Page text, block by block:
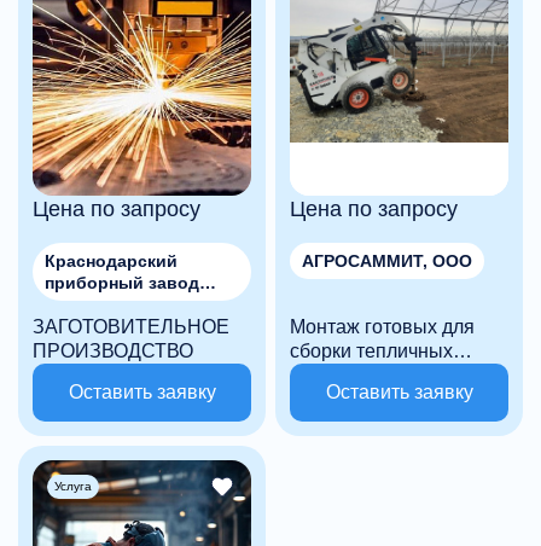
Цена по запросу
Краснодарский
приборный завод
"Каскад", АО
ЗАГОТОВИТЕЛЬНОЕ
ПРОИЗВОДСТВО
Оставить заявку
Цена по запросу
АГРОСАММИТ, ООО
Монтаж готовых для
сборки тепличных
конструкций
Оставить заявку
Услуга